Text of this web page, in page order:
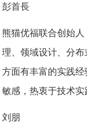
彭首長
熊猫优福联合创始
理、领域设计、分
方面有丰富的实践
敏感，热衷于技术实
刘朋